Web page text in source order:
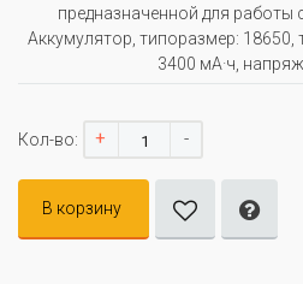
предназначенной для работы
Аккумулятор, типоразмер: 18650,
3400 мА·ч,
Кол-во: + -
В корзину